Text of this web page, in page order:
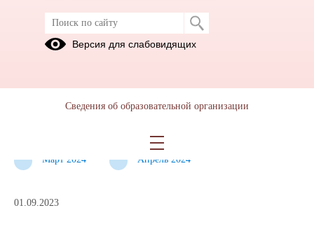
Билет в будущее 2023-2024 учебный
Март 2024 Апрель 2024
01.09.2023
Версия для слабовидящих
Сведения об образовательной организации